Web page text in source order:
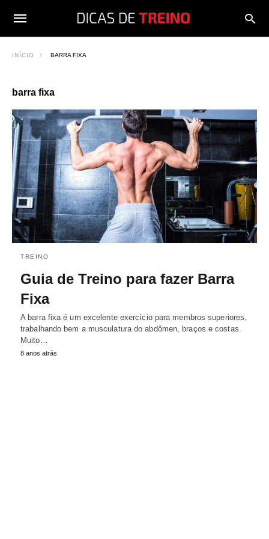
INÍCIO BARRA FIXA
barra fixa
TREINO
Guia de Treino para fazer Barra
Fixa
A barra fixa é um excelente exercício para membros superiores,
trabalhando bem a musculatura do abdômen, braços e costas.
Muito…
8 anos atrás